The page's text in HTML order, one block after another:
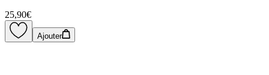
25,90€
Ajouter